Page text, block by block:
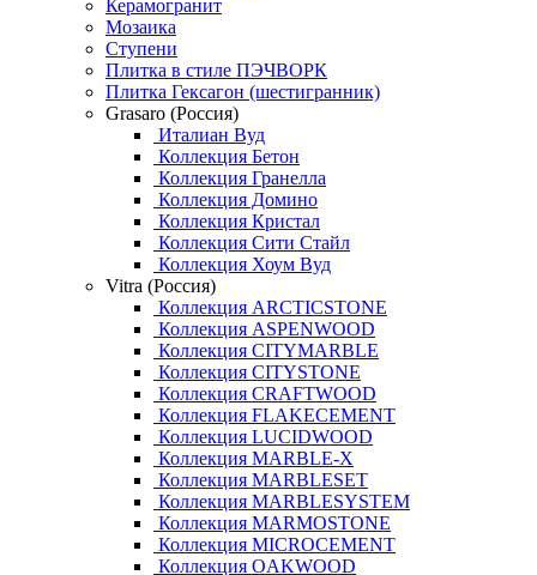
Керамогранит
Мозаика
Ступени
Плитка в стиле ПЭЧВОРК
Плитка Гексагон (шестигранник)
Grasaro (Россия)
Италиан Вуд
Коллекция Бетон
Коллекция Гранелла
Коллекция Домино
Коллекция Кристал
Коллекция Сити Стайл
Коллекция Хоум Вуд
Vitra (Россия)
Коллекция ARCTICSTONE
Коллекция ASPENWOOD
Коллекция CITYMARBLE
Коллекция CITYSTONE
Коллекция CRAFTWOOD
Коллекция FLAKECEMENT
Коллекция LUCIDWOOD
Коллекция MARBLE-X
Коллекция MARBLESET
Коллекция MARBLESYSTEM
Коллекция MARMOSTONE
Коллекция MICROCEMENT
Коллекция OAKWOOD